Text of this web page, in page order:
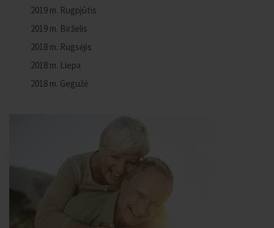
2019 m. Rugpjūtis
2019 m. Birželis
2018 m. Rugsėjis
2018 m. Liepa
2018 m. Gegužė